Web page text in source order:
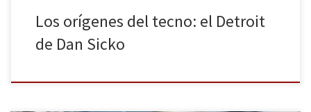
Los orígenes del tecno: el Detroit
de Dan Sicko